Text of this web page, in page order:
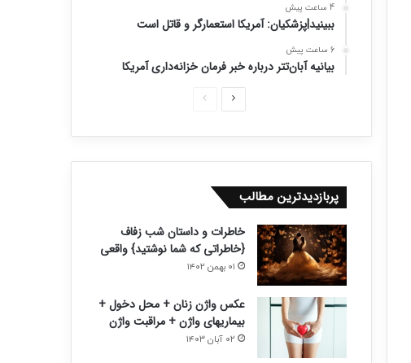
4 ساعت پیش
ببینید|پزشکیان: آمریکا استعمارگر و قاتل است
6 ساعت پیش
بیانیه آبان‌تتر درباره خبر فرمان خزانه‌داری آمریکا
ص
ل
ب
ع
د
پربازدیدترین مطالب
خاطرات و داستان شب زفاف
{خاطراتی که شما نوشتید} واقعی
۰۱ بهمن ۱۴۰۲
عکس واژن زنان + محل دخول +
بیماریهای واژن + مراقبت واژن
۰۲ آبان ۱۴۰۳